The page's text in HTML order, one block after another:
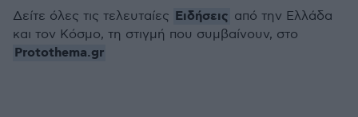
Δείτε όλες τις τελευταίες Ειδήσεις από την Ελλάδα
και τον Κόσμο, τη στιγμή που συμβαίνουν, στο
Protothema.gr